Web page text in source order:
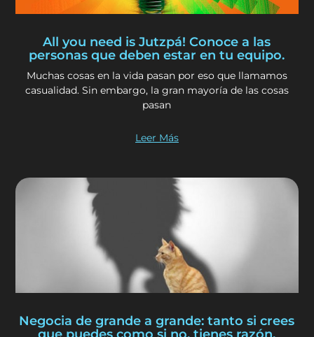
All you need is Jutzpá! Conoce a las
personas que deben estar en tu equipo.
Muchas cosas en la vida pasan por eso que llamamos
casualidad. Sin embargo, la gran mayoría de las cosas
pasan
Leer Más
Negocia de grande a grande: tanto si crees